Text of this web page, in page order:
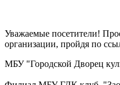
Уважаемые посетители!
организации, пройдя по
МБУ "Городской Дворец